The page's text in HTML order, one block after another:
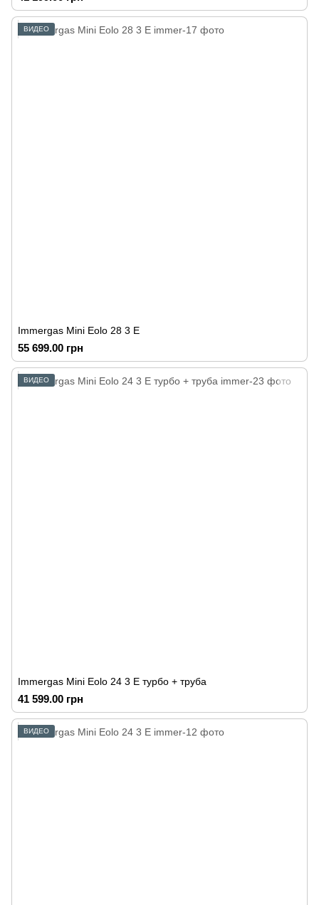
ВИДЕО
Immergas Mini Eolo 28 3 E
55 699.00 грн
ВИДЕО
Immergas Mini Eolo 24 3 E турбо + труба
41 599.00 грн
ВИДЕО